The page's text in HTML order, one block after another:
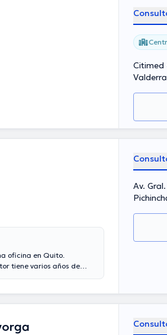
y ha anunciado
Citimed
oficina en Quito.
tiene varios años de
Av.